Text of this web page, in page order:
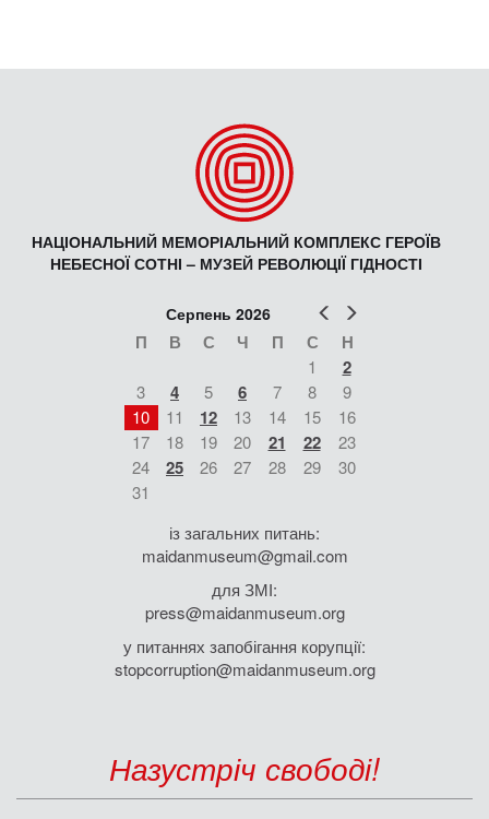
НАЦІОНАЛЬНИЙ МЕМОРІАЛЬНИЙ КОМПЛЕКС ГЕРОЇВ
НЕБЕСНОЇ СОТНІ – МУЗЕЙ РЕВОЛЮЦІЇ ГІДНОСТІ
Попер
Серпень 2026
П В С Ч П С Н
1 2
3 4 5 6 7 8
9
10
11 12 13 14 15
16
17
18 19 20 21 22
23
24
25 26 27 28 29
30
31
із загальних питань:
maidanmuseum@gmail.com
для ЗМІ:
press@maidanmuseum.org
у питаннях запобігання корупції:
stopcorruption@maidanmuseum.org
Назустріч свободі!